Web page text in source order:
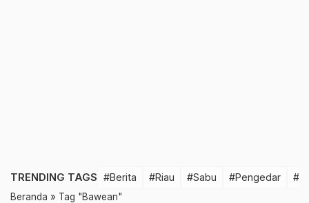
TRENDING TAGS #Berita #Riau #Sabu #Pengedar
Beranda » Tag "Bawean"